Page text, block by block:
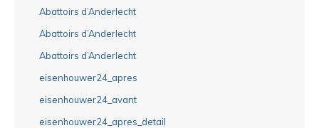
Abattoirs d’Anderlecht
Abattoirs d’Anderlecht
Abattoirs d’Anderlecht
eisenhouwer24_apres
eisenhouwer24_avant
eisenhouwer24_apres_detail